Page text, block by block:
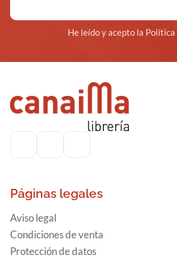
He leído y acepto la
Páginas legales
Aviso legal
Condiciones de venta
Protección de datos